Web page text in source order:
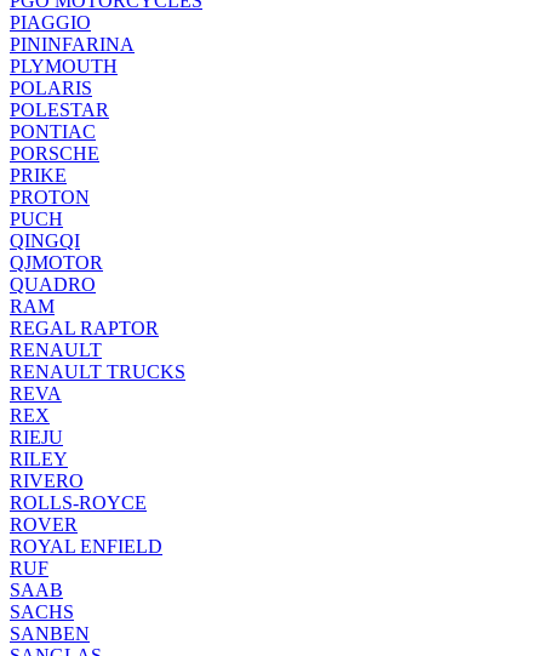
PIAGGIO
PININFARINA
PLYMOUTH
POLARIS
POLESTAR
PONTIAC
PORSCHE
PRIKE
PROTON
PUCH
QINGQI
QJMOTOR
QUADRO
RAM
REGAL RAPTOR
RENAULT
RENAULT TRUCKS
REVA
REX
RIEJU
RILEY
RIVERO
ROLLS-ROYCE
ROVER
ROYAL ENFIELD
RUF
SAAB
SACHS
SANBEN